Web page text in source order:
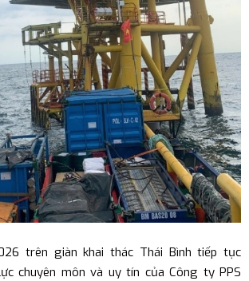
trên giàn khai thác Thái Bình tiếp tục
chuyên môn và uy tín của Công ty PPS